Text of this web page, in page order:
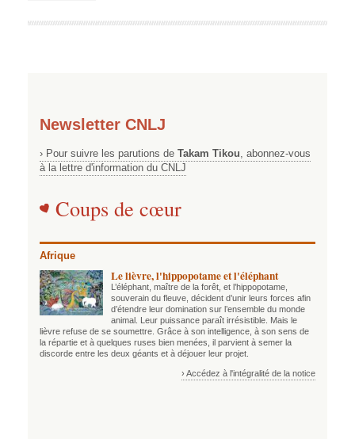
Newsletter CNLJ
› Pour suivre les parutions de Takam Tikou, abonnez-vous
à la lettre d'information du CNLJ
Coups de cœur
Afrique
Le lièvre, l'hippopotame et l'éléphant
L’éléphant, maître de la forêt, et l’hippopotame,
souverain du fleuve, décident d’unir leurs forces afin
d’étendre leur domination sur l’ensemble du monde
animal. Leur puissance paraît irrésistible. Mais le
lièvre refuse de se soumettre. Grâce à son intelligence, à son sens de
la répartie et à quelques ruses bien menées, il parvient à semer la
discorde entre les deux géants et à déjouer leur projet.
› Accédez à l'intégralité de la notice